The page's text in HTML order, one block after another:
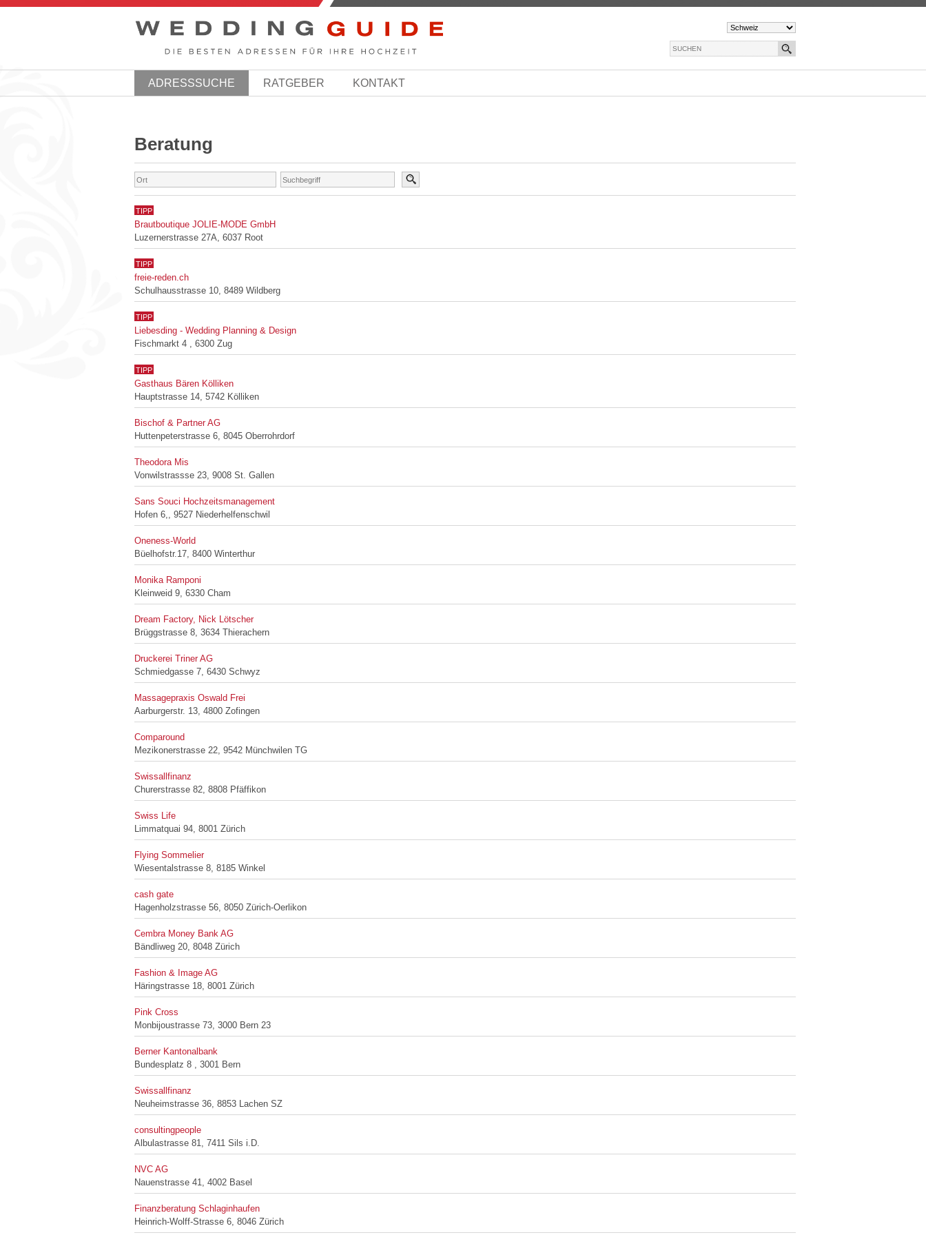
ADRESSSUCHE RATGEBER KONTAKT
Beratung
TIPP
Brautboutique JOLIE-MODE GmbH
Luzernerstrasse 27A, 6037 Root
TIPP
freie-reden.ch
Schulhausstrasse 10, 8489 Wildberg
TIPP
Liebesding - Wedding Planning & Design
Fischmarkt 4 , 6300 Zug
TIPP
Gasthaus Bären Kölliken
Hauptstrasse 14, 5742 Kölliken
Bischof & Partner AG
Huttenpeterstrasse 6, 8045 Oberrohrdorf
Theodora Mis
Vonwilstrassse 23, 9008 St. Gallen
Sans Souci Hochzeitsmanagement
Hofen 6,, 9527 Niederhelfenschwil
Oneness-World
Büelhofstr.17, 8400 Winterthur
Monika Ramponi
Kleinweid 9, 6330 Cham
Dream Factory, Nick Lötscher
Brüggstrasse 8, 3634 Thierachern
Druckerei Triner AG
Schmiedgasse 7, 6430 Schwyz
Massagepraxis Oswald Frei
Aarburgerstr. 13, 4800 Zofingen
Comparound
Mezikonerstrasse 22, 9542 Münchwilen TG
Swissallfinanz
Churerstrasse 82, 8808 Pfäffikon
Swiss Life
Limmatquai 94, 8001 Zürich
Flying Sommelier
Wiesentalstrasse 8, 8185 Winkel
cash gate
Hagenholzstrasse 56, 8050 Zürich-Oerlikon
Cembra Money Bank AG
Bändliweg 20, 8048 Zürich
Fashion & Image AG
Häringstrasse 18, 8001 Zürich
Pink Cross
Monbijoustrasse 73, 3000 Bern 23
Berner Kantonalbank
Bundesplatz 8 , 3001 Bern
Swissallfinanz
Neuheimstrasse 36, 8853 Lachen SZ
consultingpeople
Albulastrasse 81, 7411 Sils i.D.
NVC AG
Nauenstrasse 41, 4002 Basel
Finanzberatung Schlaginhaufen
Heinrich-Wolff-Strasse 6, 8046 Zürich